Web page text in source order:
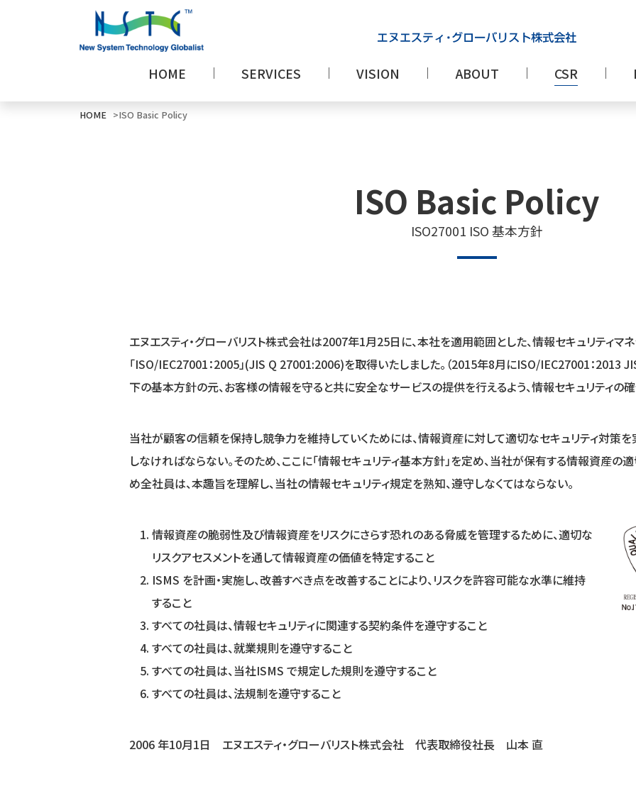
HOME SERVICES VISION ABOUT CSR
HOME ISO Basic Policy
ISO Basic Policy
ISO27001 ISO 基本⽅針
エヌエスティ・グローバリスト株式会社は2007年1月25日に、本社を適用範囲とした、情報セキュリティマ
「ISO/IEC27001：2005」(JIS Q 27001:2006)を取得いたしました。（2015年8月にISO/IEC27001：2013
下の基本方針の元、お客様の情報を守ると共に安全なサービスの提供を行えるよう、情報セキュリティの
当社が顧客の信頼を保持し競争⼒を維持していくためには、情報資産に対して適切なセキュリティ対策を
しなければならない。そのため、ここに「情報セキュリティ基本⽅針」を定め、当社が保有する情報資産
め全社員は、本趣旨を理解し、当社の情報セキュリティ規定を熟知、遵守しなくてはならない。
情報資産の脆弱性及び情報資産をリスクにさらす恐れのある脅威を管理するために、適切な
リスクアセスメントを通して情報資産の価値を特定すること
ISMS を計画・実施し、改善すべき点を改善することにより、リスクを許容可能な⽔準に維持
すること
すべての社員は、情報セキュリティに関連する契約条件を遵守すること
すべての社員は、就業規則を遵守すること
すべての社員は、当社ISMS で規定した規則を遵守すること
すべての社員は、法規制を遵守すること
2006 年10⽉1⽇ エヌエスティ・グローバリスト株式会社 代表取締役社⻑ ⼭本 直